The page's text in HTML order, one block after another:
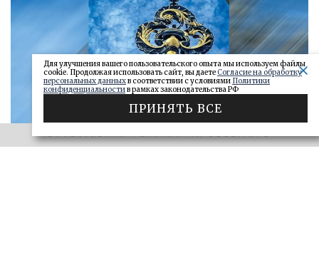
«САМАРСКОЕ ОБОЗРЕНИЕ» И «ДЕЛО»
Для улучшения вашего пользовательского опыта мы используем файлы
cookie. Продолжая использовать сайт, вы даетеСогласие на обработку
персональных данныхв соответствии с условиями Политики
конфиденциальностив рамках законодательства РФ
ПРИНЯТЬ ВСЕ
ЭФФЕКТИВНАЯ РЕКЛАМА НА OBOZ.INFO